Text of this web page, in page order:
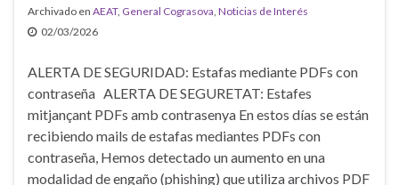
Archivado en AEAT, General Cograsova Noticias de Interés
02/03/2026
ALERTA DE SEGURIDAD: Estafas mediante PDFs con
contraseña ALERTA DE SEGURETAT: Estafes
mitjançant PDFs amb contrasenya En estos días se están
recibiendo mails de estafas mediantes PDFs con
contraseña, Hemos detectado un aumento en una
modalidad de engaño (phishing) que utiliza archivos PDF